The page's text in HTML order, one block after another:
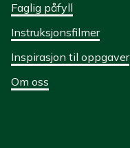
Faglig påfyll
Instruksjonsfilmer
Inspirasjon til oppgaver
Om oss